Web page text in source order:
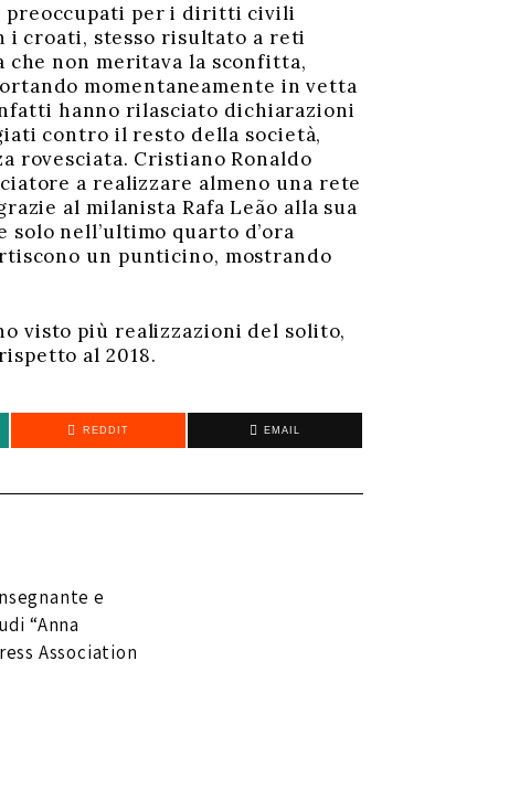
preoccupati per i diritti civili
i croati, stesso risultato a reti
non meritava la sconfitta,
momentaneamente in vetta
hanno rilasciato dichiarazioni
contro il resto della società,
rovesciata. Cristiano Ronaldo
a realizzare almeno una rete
al milanista Rafa Leão alla sua
nell’ultimo quarto d’ora
un punticino, mostrando
visto più realizzazioni del solito,
al 2018.
REDDIT EMAIL
e
“Anna
Association